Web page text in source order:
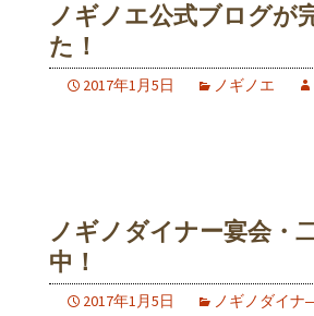
ノギノエ公式ブログが
た！
2017年1月5日 ノギノエ
ノギノダイナー宴会・
中！
2017年1月5日 ノギノダイ